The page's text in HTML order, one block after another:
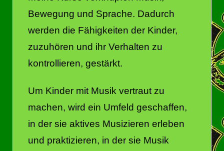
Bewegung und Sprache. Dadurch
werden die Fähigkeiten der Kinder,
zuzuhören und ihr Verhalten zu
kontrollieren, gestärkt.
Um Kinder mit Musik vertraut zu
machen, wird ein Umfeld geschaffen,
in der sie aktives Musizieren erleben
und praktizieren, in der sie Musik